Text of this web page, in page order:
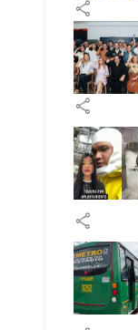
share
share
share